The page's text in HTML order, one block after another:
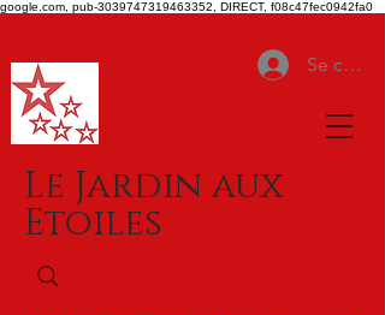
google.com, pub-3039747319463352, DIRECT, f08c47fec0942fa0
Se
Le Jardin aux
Etoiles